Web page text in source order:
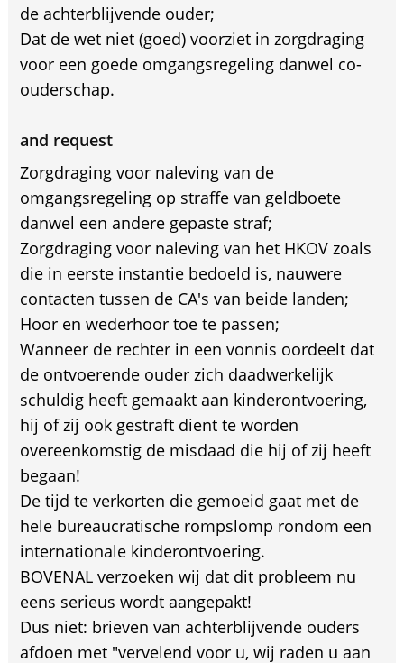
de achterblijvende ouder;
Dat de wet niet (goed) voorziet in zorgdraging
voor een goede omgangsregeling danwel co-
ouderschap.
and request
Zorgdraging voor naleving van de
omgangsregeling op straffe van geldboete
danwel een andere gepaste straf;
Zorgdraging voor naleving van het HKOV zoals
die in eerste instantie bedoeld is, nauwere
contacten tussen de CA's van beide landen;
Hoor en wederhoor toe te passen;
Wanneer de rechter in een vonnis oordeelt dat
de ontvoerende ouder zich daadwerkelijk
schuldig heeft gemaakt aan kinderontvoering,
hij of zij ook gestraft dient te worden
overeenkomstig de misdaad die hij of zij heeft
begaan!
De tijd te verkorten die gemoeid gaat met de
hele bureaucratische rompslomp rondom een
internationale kinderontvoering.
BOVENAL verzoeken wij dat dit probleem nu
eens serieus wordt aangepakt!
Dus niet: brieven van achterblijvende ouders
afdoen met "vervelend voor u, wij raden u aan